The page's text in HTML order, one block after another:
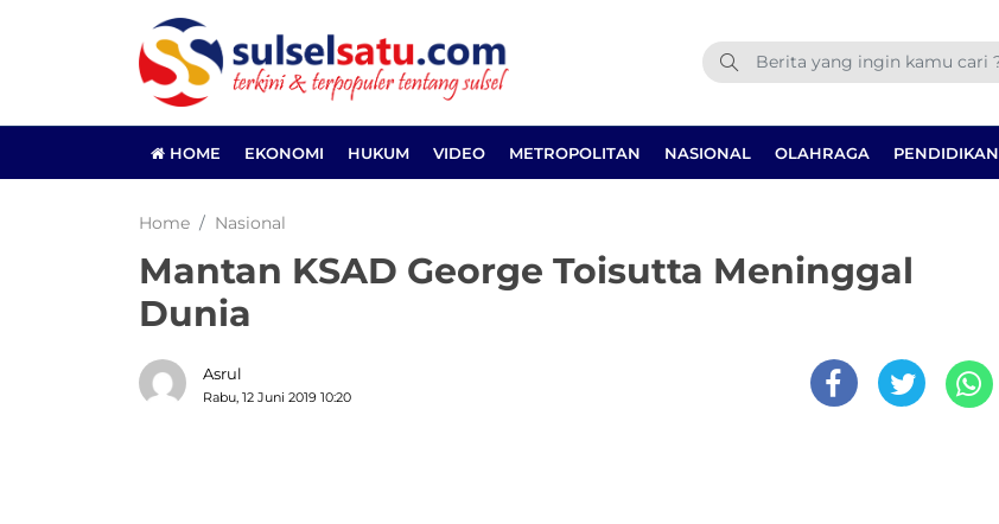
HOME EKONOMI HUKUM VIDEO METROPOLITAN NASIONAL OLAHRAGA PENDIDIKAN
Home Nasional
Mantan KSAD George Toisutta Meninggal
Dunia
Asrul
Rabu, 12 Juni 2019 10:20